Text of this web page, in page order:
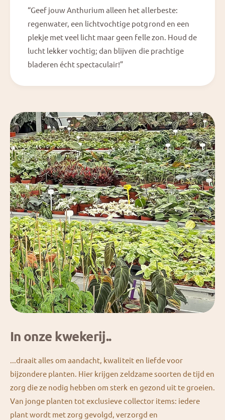
“Geef jouw Anthurium alleen het allerbeste:
regenwater, een lichtvochtige potgrond en een
plekje met veel licht maar geen felle zon. Houd de
lucht lekker vochtig; dan blijven die prachtige
bladeren écht spectaculair!”
In onze kwekerij..
...draait alles om aandacht, kwaliteit en liefde voor
bijzondere planten. Hier krijgen zeldzame soorten de tijd en
zorg die ze nodig hebben om sterk en gezond uit te groeien.
Van jonge planten tot exclusieve collector items: iedere
plant wordt met zorg gevolgd, verzorgd en